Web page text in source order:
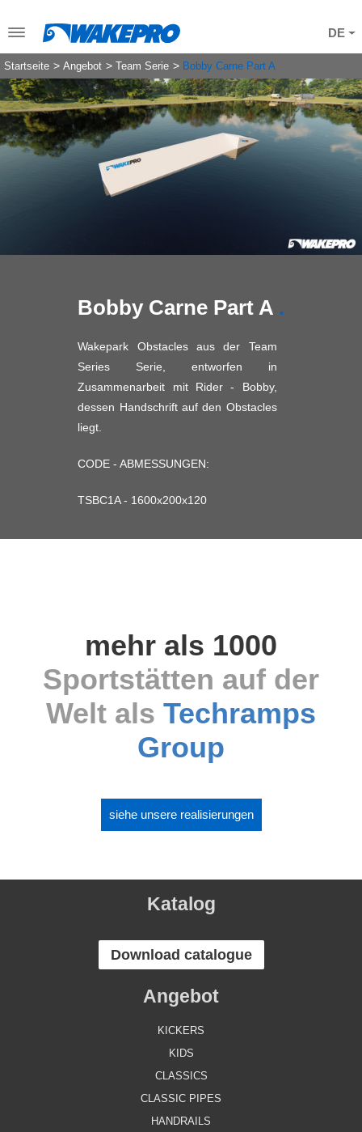
DE
Startseite Angebot Team Serie Bobby Carne Part A
Bobby Carne Part A
Wakepark Obstacles aus der Team
Series Serie, entworfen in
Zusammenarbeit mit Rider - Bobby,
dessen Handschrift auf den Obstacles
liegt.
CODE - ABMESSUNGEN:
TSBC1A - 1600x200x120
mehr als 1000
Sportstätten auf der
Welt als Techramps
Group
siehe unsere realisierungen
Katalog
Download catalogue
Angebot
KICKERS
KIDS
CLASSICS
CLASSIC PIPES
HANDRAILS